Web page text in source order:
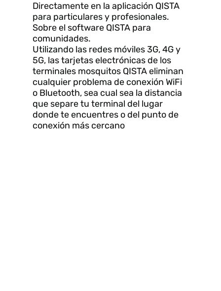
Directamente en la aplicación QISTA
para particulares y profesionales.
Sobre el software QISTA para
comunidades.
Utilizando las redes móviles 3G, 4G y
5G, las tarjetas electrónicas de los
terminales mosquitos QISTA eliminan
cualquier problema de conexión WiFi
o Bluetooth, sea cual sea la distancia
que separe tu terminal del lugar
donde te encuentres o del punto de
conexión más cercano